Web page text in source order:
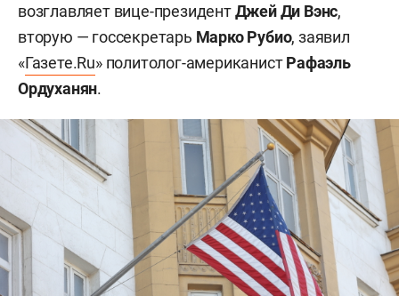
возглавляет вице-президентДжей Ди Вэнс,
вторую — госсекретарь Марко Рубио, заявил
«Газете.Ru» политолог-американистРафаэль
Ордуханян.